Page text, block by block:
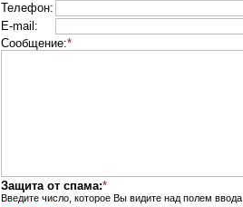
Телефон:
E-mail:
Сообщение:*
Защита от спама:*
Введите число, которое Вы видите над полем ввода.